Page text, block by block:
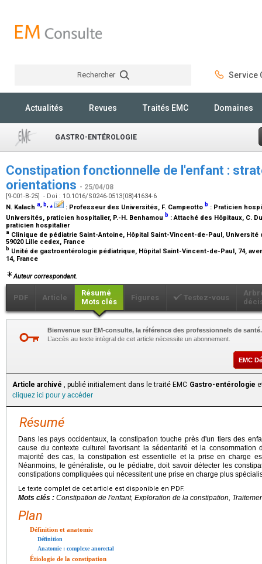
Rechercher Service
Actualités Revues Traités EMC Domaines
GASTRO-ENTÉROLOGIE
Constipation fonctionnelle de l'enfant :
orientations - 25/04/08
[9-001-B-25] - Doi : 10.1016/S0246-0513(08)41634-6
N. Kalach a, b,⁎ : Professeur des Universités, F. Campeotto b : Praticien
Universités, praticien hospitalier, P.-H. Benhamou b :Attaché des Hôpitaux, C.
praticien hospitalier
a Clinique de pédiatrie Saint-Antoine, Hôpital Saint-Vincent-de-Paul,
59020 Lille cedex, France
b Unité de gastroentérologie pédiatrique, Hôpital Saint-Vincent-de-Paul, 74,
14, France
Auteur correspondant.
PDF Article
Résumé
Mots clés
Figures Testez-vous
Bienvenue sur EM-consulte, la référence des professionnels de santé.
L’accès au texte intégral de cet article nécessite un abonnement.
EMC
Article archivé , publié initialement dans le traité EMC Gastro-entérologie
cliquez ici pour y accéder
Résumé
Dans les pays occidentaux, la constipation touche près d'un tiers des
cause du contexte culturel favorisant la sédentarité et la consommation
majorité des cas, la constipation est essentielle et la prise en charge
Néanmoins, le généraliste, ou le pédiatre, doit savoir détecter les
constipations compliquées qui nécessitent une prise en charge plus
Le texte complet de cet article est disponible en PDF.
Mots clés : Constipation de l'enfant, Exploration de la constipation,
Plan
Définition et anatomie
Définition
Anatomie : complexe anorectal
Étiologie de la constipation